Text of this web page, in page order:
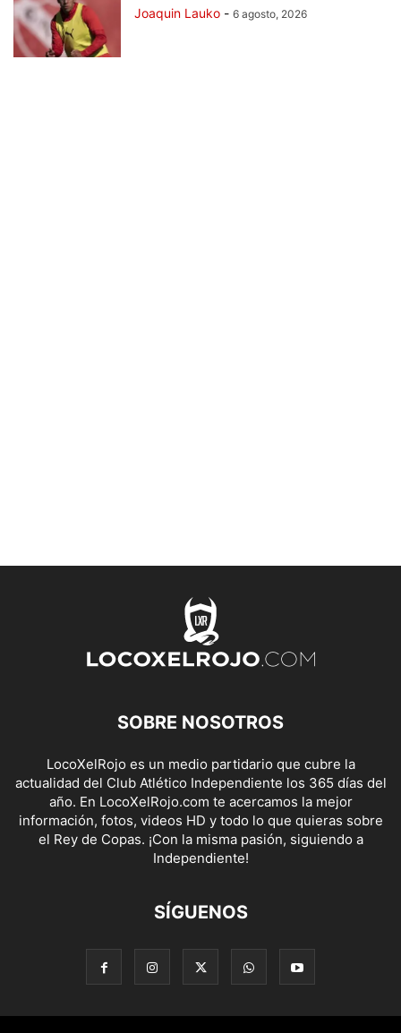
Joaquin Lauko - 6 agosto, 2026
SOBRE NOSOTROS
LocoXelRojo es un medio partidario que cubre la
actualidad del Club Atlético Independiente los 365 días del
año. En LocoXelRojo.com te acercamos la mejor
información, fotos, videos HD y todo lo que quieras sobre
el Rey de Copas. ¡Con la misma pasión, siguiendo a
Independiente!
SÍGUENOS